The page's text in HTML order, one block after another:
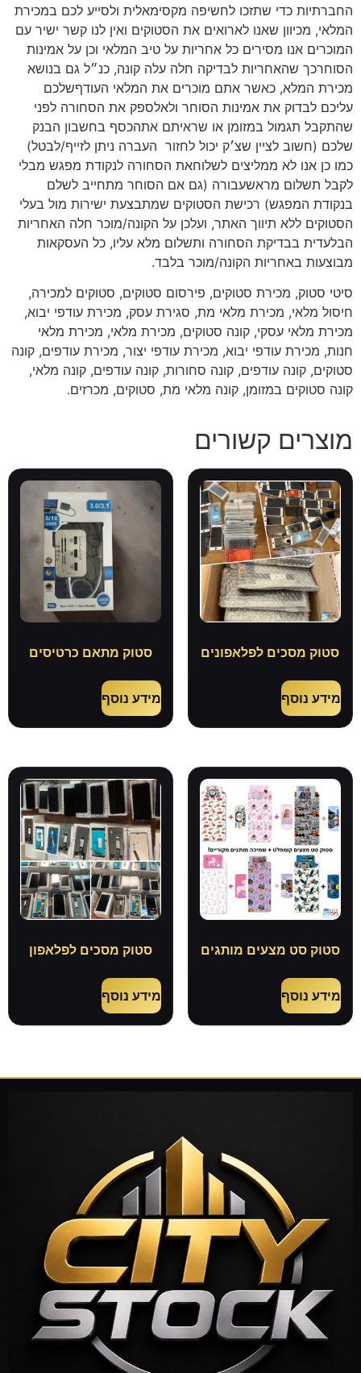
החברתיות כדי שתזכו לחשיפה מקסימאלית ולסייע לכם במכירת
המלאי, מכיוון שאנו לארואים את הסטוקים ואין לנו קשר ישיר עם
המוכרים אנו מסירים כל אחריות על טיב המלאי וכן על אמינות
הסוחרכך שהאחריות לבדיקה חלה עלה קונה, כנ״ל גם בנושא
מכירת המלא, כאשר אתם מוכרים את המלאי העודףשלכם
עליכם לבדוק את אמינות הסוחר ולאלספק את הסחורה לפני
שהתקבל תגמול במזומן או שראיתם אתהכסף בחשבון הבנק
שלכם (חשוב לציין שצ׳ק יכול לחזור העברה ניתן לזייף/לבטל)
כמו כן אנו לא ממליצים לשלוחאת הסחורה לנקודת מפגש מבלי
לקבל תשלום מראשעבורה (גם אם הסוחר מתחייב לשלם
בנקודת המפגש) רכישת הסטוקים שמתבצעת ישירות מול בעלי
הסטוקים ללא תיווך האתר, ועלכן על הקונה/מוכר חלה האחריות
הבלעדית בבדיקת הסחורה ותשלום מלא עליו, כל העסקאות
מבוצעות באחריות הקונה/מוכר בלבד.
סיטי סטוק, מכירת סטוקים, פירסום סטוקים, סטוקים למכירה,
חיסול מלאי, מכירת מלאי מת, סגירת עסק, מכירת עודפי יבוא,
מכירת מלאי עסקי, קונה סטוקים, מכירת מלאי, מכירת מלאי
חנות, מכירת עודפי יבוא, מכירת עודפי יצור, מכירת עודפים, קונה
סטוקים, קונה עודפים, קונה סחורות, קונה עודפים, קונה מלאי,
קונה סטוקים במזומן, קונה מלאי מת, סטוקים, מכרזים.
מוצרים קשורים
סטוק מסכים לפלאפונים
מידע נוסף
סטוק מתאם כרטיסים
מידע נוסף
סטוק סט מצעים מותגים
מידע נוסף
סטוק מסכים לפלאפון
מידע נוסף